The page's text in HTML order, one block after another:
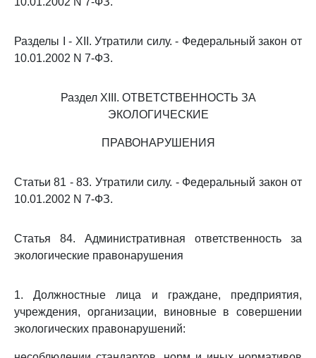
Разделы I - XII. Утратили силу. - Федеральный закон от
10.01.2002 N 7-ФЗ.
Раздел XIII. ОТВЕТСТВЕННОСТЬ ЗА
ЭКОЛОГИЧЕСКИЕ
ПРАВОНАРУШЕНИЯ
Статьи 81 - 83. Утратили силу. - Федеральный закон от
10.01.2002 N 7-ФЗ.
Статья 84. Административная ответственность за
экологические правонарушения
1. Должностные лица и граждане, предприятия,
учреждения, организации, виновные в совершении
экологических правонарушений: